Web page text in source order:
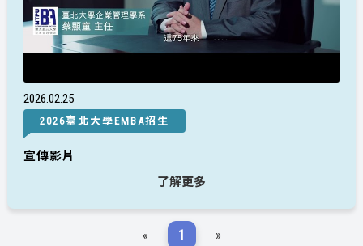
2026 0225
2026臺北大學EMBA招生
宣傳影片
了解更多
« 1 »